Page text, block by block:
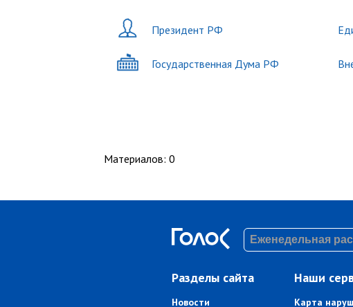
Президент РФ
Государственная Дума РФ
Материалов: 0
Разделы сайта
Новости
Наши
Карта